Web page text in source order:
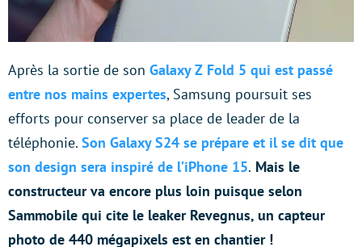
Après la sortie de son Galaxy Z Fold 5 qui est passé
entre nos mains expertes, Samsung poursuit ses
efforts pour conserver sa place de leader de la
téléphonie. Son Galaxy S24 se prépare et il se dit que
son design sera inspiré de l’iPhone 15. Mais le
constructeur va encore plus loin puisque selon
Sammobile qui cite le leaker Revegnus, un capteur
photo de 440 mégapixels est en chantier !